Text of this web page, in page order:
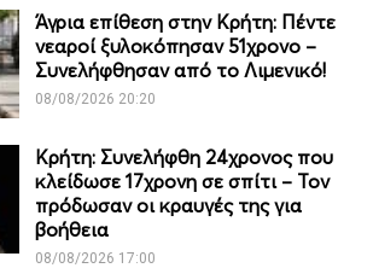
Άγρια επίθεση στην Κρήτη: Πέντε
νεαροί ξυλοκόπησαν 51χρονο –
Συνελήφθησαν από το Λιμενικό!
08/08/2026 20:20
Κρήτη: Συνελήφθη 24χρονος που
κλείδωσε 17χρονη σε σπίτι – Τον
πρόδωσαν οι κραυγές της για
βοήθεια
08/08/2026 17:00